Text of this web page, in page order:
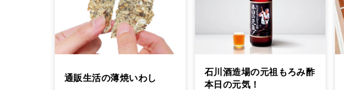
通販生活の薄焼いわし
石川酒造場の元祖もろみ酢
本日の元気！